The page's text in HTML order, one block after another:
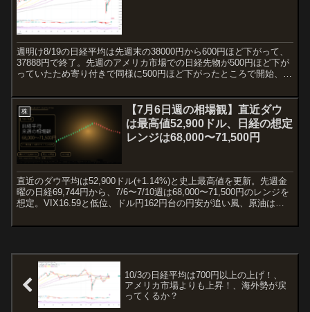
週明け8/19の日経平均は先週末の38000円から600円ほど下がって、
37888円で終了。先週のアメリカ市場での日経先物が500円ほど下が
っていたため寄り付きで同様に500円ほど下がったところで開始、そ
株
【7月6日週の相場観】直近ダウ
は最高値52,900ドル、日経の想定
レンジは68,000〜71,500円
直近のダウ平均は52,900ドル(+1.14%)と史上最高値を更新。先週金
曜の日経69,744円から、7/6〜7/10週は68,000〜71,500円のレンジを
想定。VIX16.59と低位、ドル円162円台の円安が追い風、原油は
昇。
10/3の日経平均は700円以上の上げ！、
アメリカ市場よりも上昇！、海外勢が戻
ってくるか？